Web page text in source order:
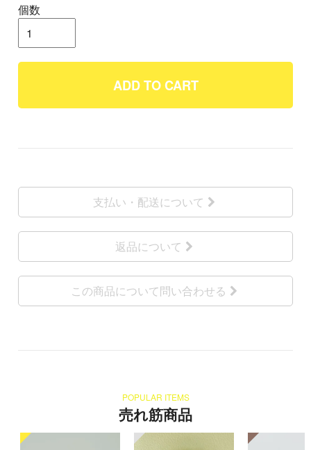
個数
ADD TO CART
支払い・配送について
返品について
この商品について問い合わせる
POPULAR ITEMS
売れ筋商品